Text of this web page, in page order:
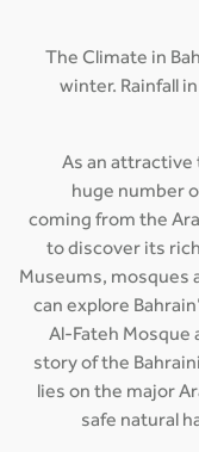
The Climate in
winter.
As an
huge
coming from the
to discover its
Museums,
can explore
Al-Fateh
story of the
lies on the major
safe